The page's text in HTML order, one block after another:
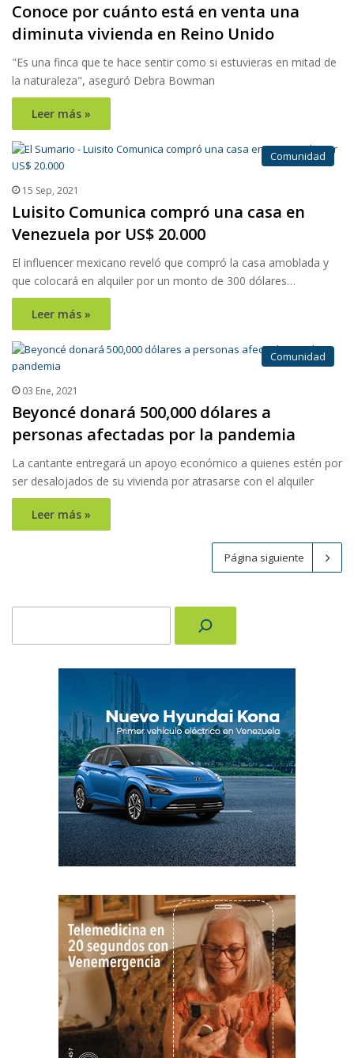
Conoce por cuánto está en venta una
diminuta vivienda en Reino Unido
"Es una finca que te hace sentir como si estuvieras en mitad de
la naturaleza", aseguró Debra Bowman
Leer más »
Comunidad
15 Sep, 2021
Luisito Comunica compró una casa en
Venezuela por US$ 20.000
El influencer mexicano reveló que compró la casa amoblada y
que colocará en alquiler por un monto de 300 dólares…
Leer más »
Comunidad
03 Ene, 2021
Beyoncé donará 500,000 dólares a
personas afectadas por la pandemia
La cantante entregará un apoyo económico a quienes estén por
ser desalojados de su vivienda por atrasarse con el alquiler
Leer más »
Página siguiente